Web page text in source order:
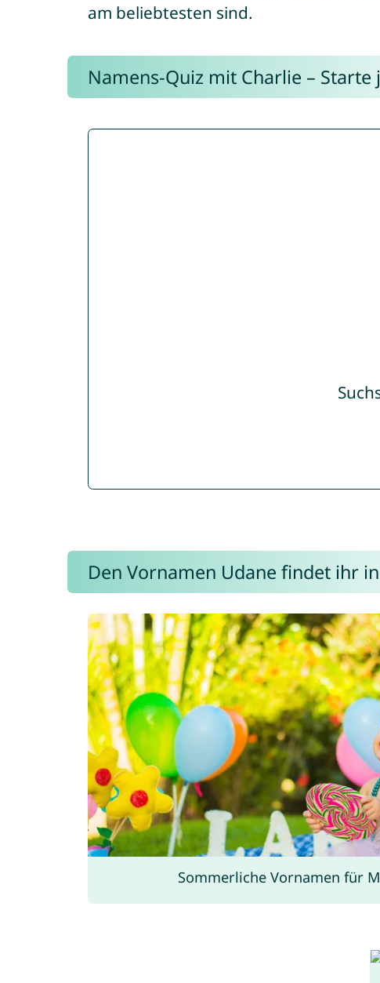
am beliebtesten sind.
Namens-Quiz mit Charlie – Starte
Den Vornamen Udane findet ihr
Sommerliche Vornamen für